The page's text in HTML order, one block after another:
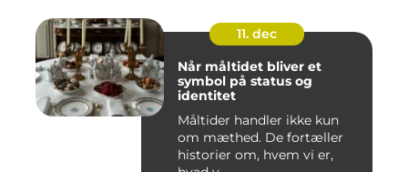
11. dec
Når måltidet bliver et
symbol på status og
identitet
Måltider handler ikke kun
om mæthed. De fortæller
historier om, hvem vi er,